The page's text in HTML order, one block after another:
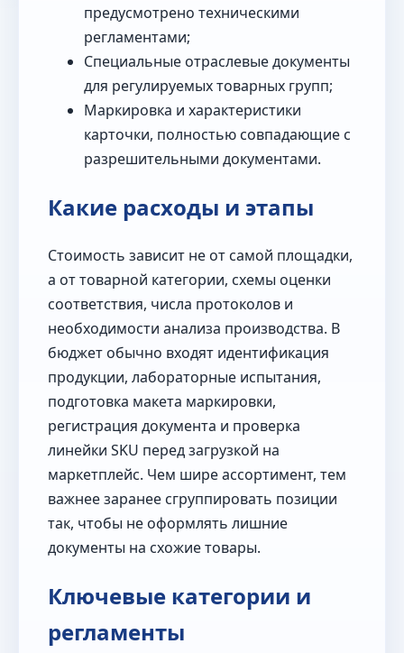
предусмотрено техническими
регламентами;
Специальные отраслевые документы
для регулируемых товарных групп;
Маркировка и характеристики
карточки, полностью совпадающие с
разрешительными документами.
Какие расходы и этапы
Стоимость зависит не от самой площадки,
а от товарной категории, схемы оценки
соответствия, числа протоколов и
необходимости анализа производства. В
бюджет обычно входят идентификация
продукции, лабораторные испытания,
подготовка макета маркировки,
регистрация документа и проверка
линейки SKU перед загрузкой на
маркетплейс. Чем шире ассортимент, тем
важнее заранее сгруппировать позиции
так, чтобы не оформлять лишние
документы на схожие товары.
Ключевые категории и
регламенты